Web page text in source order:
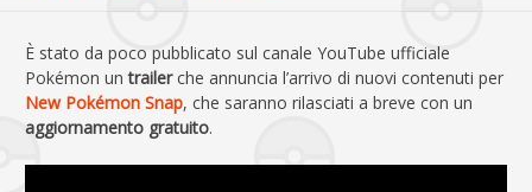
È stato da poco pubblicato sul canale YouTube ufficiale
Pokémon untrailerche annuncia l’arrivo di nuovi contenuti per
New Pokémon Snap, che saranno rilasciati a breve con un
aggiornamento gratuito.